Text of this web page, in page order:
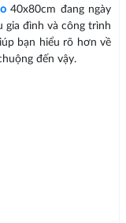
40x80cm đang ngày
gia đình và công trình
bạn hiểu rõ hơn về
đến vậy.